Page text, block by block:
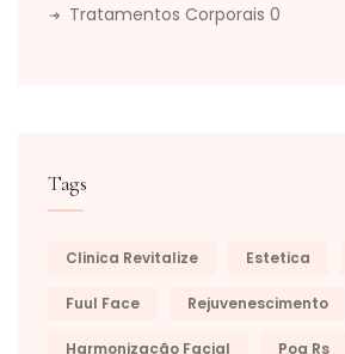
Tratamentos Corporais 0
Tags
Clinica Revitalize Estetica
Fuul Face Rejuvenescimento
Harmonização Facial Poa Rs